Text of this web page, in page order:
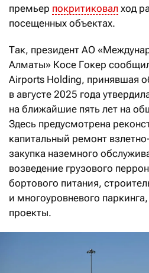
премьер покритиковал ход
посещенных объектах.
Так, президент АО
Алматы» Косе Гокер
Airports Holding, принявшая
в августе 2025 года
на ближайшие пять лет на
Здесь предусмотрена
капитальный ремонт
закупка наземного
возведение грузового
бортового питания,
и многоуровневого
проекты.